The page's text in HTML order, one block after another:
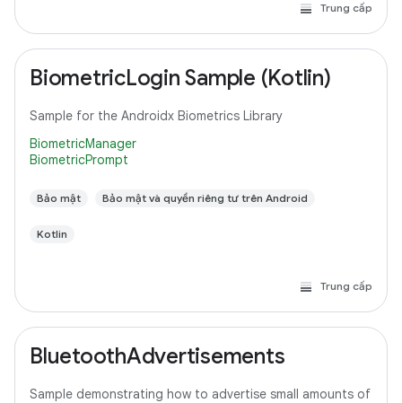
Trung cấp
BiometricLogin Sample (Kotlin)
Sample for the Androidx Biometrics Library
BiometricManager
BiometricPrompt
Bảo mật Bảo mật và quyền riêng tư trên Android
Kotlin
Trung cấp
BluetoothAdvertisements
Sample demonstrating how to advertise small amounts of